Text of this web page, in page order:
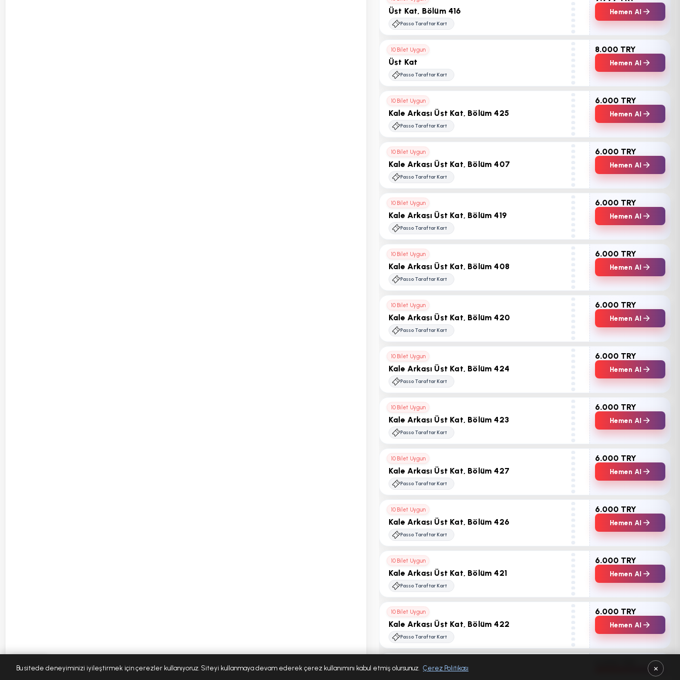
Üst Kat, Bölüm 416
Passo Taraftar Kart
Hemen Al
10 Bilet Uygun
Üst Kat
Passo Taraftar Kart
8.000 TRY
Hemen Al
10 Bilet Uygun
Kale Arkası Üst Kat, Bölüm 425
Passo Taraftar Kart
6.000 TRY
Hemen Al
10 Bilet Uygun
Kale Arkası Üst Kat, Bölüm 407
Passo Taraftar Kart
6.000 TRY
Hemen Al
10 Bilet Uygun
Kale Arkası Üst Kat, Bölüm 419
Passo Taraftar Kart
6.000 TRY
Hemen Al
10 Bilet Uygun
Kale Arkası Üst Kat, Bölüm 408
Passo Taraftar Kart
6.000 TRY
Hemen Al
10 Bilet Uygun
Kale Arkası Üst Kat, Bölüm 420
Passo Taraftar Kart
6.000 TRY
Hemen Al
10 Bilet Uygun
Kale Arkası Üst Kat, Bölüm 424
Passo Taraftar Kart
6.000 TRY
Hemen Al
10 Bilet Uygun
Kale Arkası Üst Kat, Bölüm 423
Passo Taraftar Kart
6.000 TRY
Hemen Al
10 Bilet Uygun
Kale Arkası Üst Kat, Bölüm 427
Passo Taraftar Kart
6.000 TRY
Hemen Al
10 Bilet Uygun
Kale Arkası Üst Kat, Bölüm 426
Passo Taraftar Kart
6.000 TRY
Hemen Al
10 Bilet Uygun
Kale Arkası Üst Kat, Bölüm 421
Passo Taraftar Kart
6.000 TRY
Hemen Al
10 Bilet Uygun
Kale Arkası Üst Kat, Bölüm 422
Passo Taraftar Kart
6.000 TRY
Hemen Al
Kale Arkası Üst Kat, Bölüm 409
Bu sitede deneyiminizi iyileştirmek için çerezler kullanıyoruz. Siteyi kullanmaya devam ederek çerez kullanımını kabul etmiş olursunuz. Çerez Politikası ×